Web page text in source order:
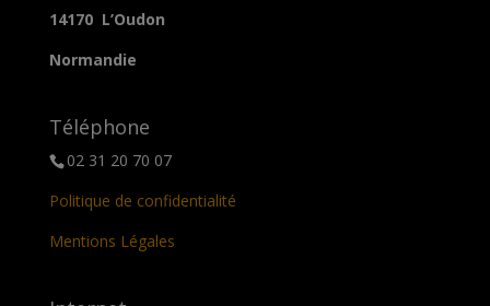
14170 L’Oudon
Normandie
Téléphone
02 31 20 70 07
Politique de confidentialité
Mentions Légales